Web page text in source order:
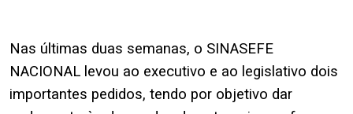
Nas últimas duas semanas, o SINASEFE
NACIONAL levou ao executivo e ao legislativo dois
importantes pedidos, tendo por objetivo dar